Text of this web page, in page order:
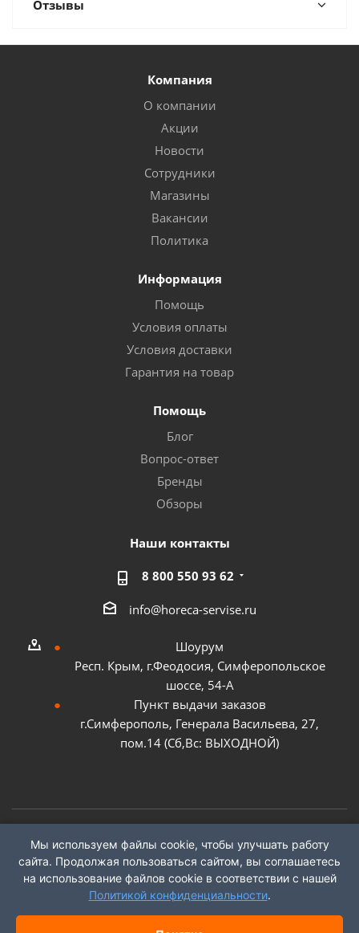
Отзывы
Компания
О компании
Акции
Новости
Сотрудники
Магазины
Вакансии
Политика
Информация
Помощь
Условия оплаты
Условия доставки
Гарантия на товар
Помощь
Блог
Вопрос-ответ
Бренды
Обзоры
Наши контакты
8 800 550 93 62
info@horeca-servise.ru
Шоурум
Респ. Крым, г.Феодосия, Симферопольское
шоссе, 54-А
Пункт выдачи заказов
г.Симферополь, Генерала Васильева, 27,
пом.14 (Сб,Вс: ВЫХОДНОЙ)
2026 ©ГК "ХоРеКа Сервис"
Мы используем файлы cookie, чтобы улучшать работу
сайта. Продолжая пользоваться сайтом, вы соглашаетесь
на использование файлов cookie в соответствии с нашей
Политикой конфиденциальности.